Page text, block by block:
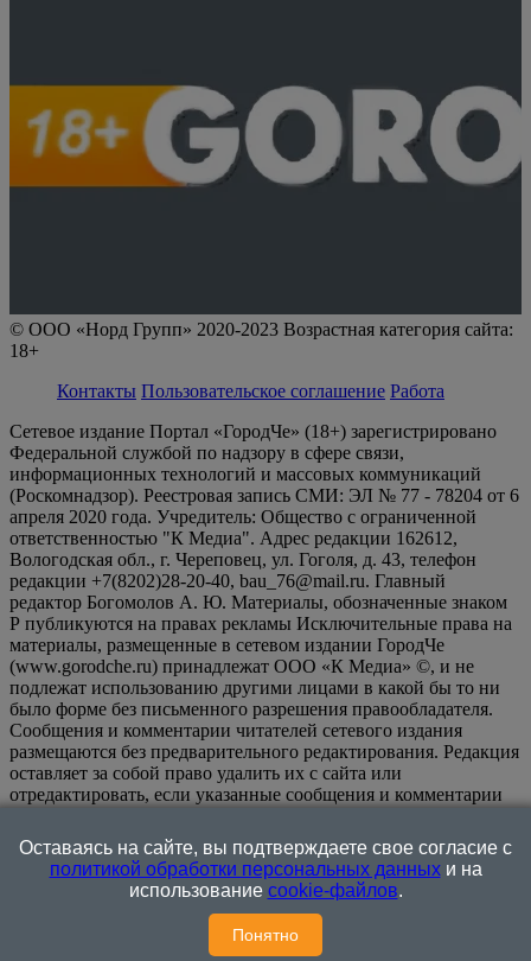
© ООО «Норд Групп» 2020-2023 Возрастная категория сайта:
18+
Контакты Пользовательское соглашение Работа
Сетевое издание Портал «ГородЧе» (18+) зарегистрировано
Федеральной службой по надзору в сфере связи,
информационных технологий и массовых коммуникаций
(Роскомнадзор). Реестровая запись СМИ: ЭЛ № 77 - 78204 от 6
апреля 2020 года. Учредитель: Общество с ограниченной
ответственностью "К Медиа". Адрес редакции 162612,
Вологодская обл., г. Череповец, ул. Гоголя, д. 43, телефон
редакции +7(8202)28-20-40, bau_76@mail.ru. Главный
редактор Богомолов А. Ю. Материалы, обозначенные знаком
Р публикуются на правах рекламы Исключительные права на
материалы, размещенные в сетевом издании ГородЧе
(www.gorodche.ru) принадлежат ООО «К Медиа» ©, и не
подлежат использованию другими лицами в какой бы то ни
было форме без письменного разрешения правообладателя.
Сообщения и комментарии читателей сетевого издания
размещаются без предварительного редактирования. Редакция
оставляет за собой право удалить их с сайта или
отредактировать, если указанные сообщения и комментарии
или нарушением иных требований закона.
информационном ресурсе применяются рекомендательные
технологии (информационные технологии предоставления
информации на основе сбора, систематизации и анализа
сведений, относящихся к предпочтениям пользователей сети
"Интернет", находящихся на территории Российской
Оставаясь на сайте, вы подтверждаете свое согласие с
политикой обработки персональных данныхи на
использование cookie-файлов.
Понятно